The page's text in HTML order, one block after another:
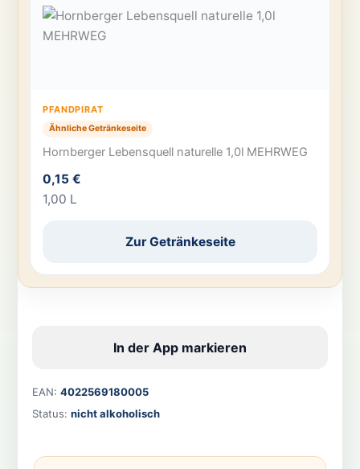
PFANDPIRAT
Ähnliche Getränkeseite
Hornberger Lebensquell naturelle 1,0l MEHRWEG
0,15 €
1,00 L
Zur Getränkeseite
In der App markieren
EAN: 4022569180005
Status: nicht alkoholisch